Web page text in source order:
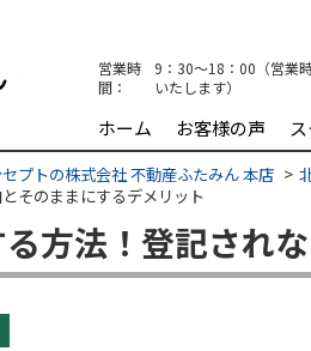
営業時
間：
9：30～18：00（営業
いたします）
ホーム
お客様の声
プトの株式会社 不動産ふたみん 本店
そのままにするデメリット
方法！登記され